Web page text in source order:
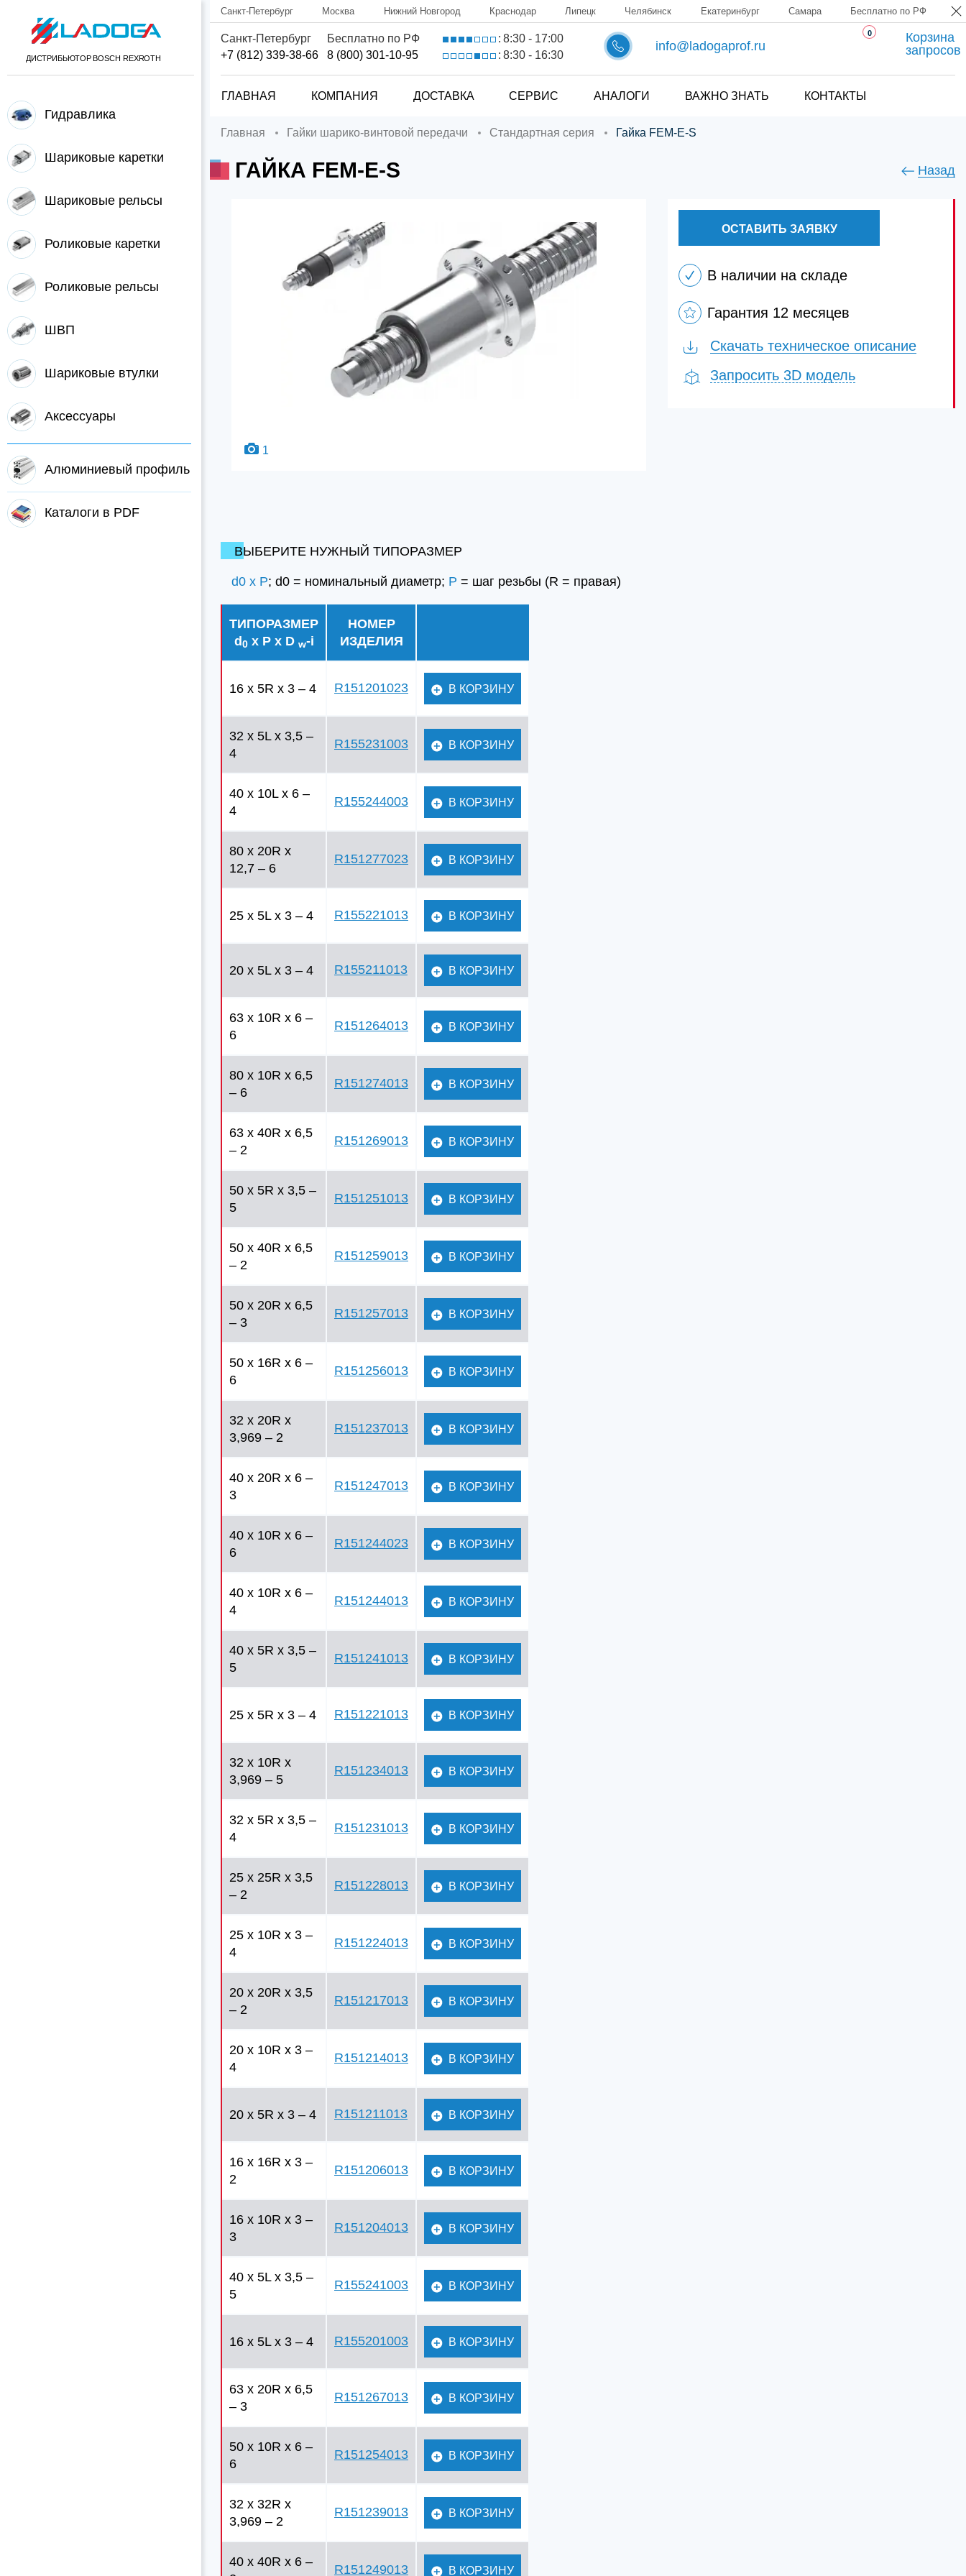
ДИСТРИБЬЮТОР BOSCH REXROTH
Гидравлика
Шариковые каретки
Шариковые рельсы
Роликовые каретки
Роликовые рельсы
ШВП
Шариковые втулки
Аксессуары
Алюминиевый профиль
Каталоги в PDF
Санкт-Петербург Москва Нижний Новгород Краснодар Липецк Челябинск Екатеринбург Самара Бесплатно по РФ
Санкт-Петербург
+7 (812) 339-38-66
Бесплатно по РФ
8 (800) 301-10-95
: 8:30 - 17:00
: 8:30 - 16:30
info@ladogaprof.ru
0
Корзина
запросов
ГЛАВНАЯ КОМПАНИЯ ДОСТАВКА СЕРВИС АНАЛОГИ ВАЖНО ЗНАТЬ КОНТАКТЫ
Главная Гайки шарико-винтовой передачи Стандартная серия Гайка FEM-E-S
ГАЙКА FEM-E-S Назад
1
ОСТАВИТЬ ЗАЯВКУ
В наличии на складе
Гарантия 12 месяцев
Скачать техническое описание
Запросить 3D модель
ВЫБЕРИТЕ НУЖНЫЙ ТИПОРАЗМЕР
d0 x P; d0 = номинальный диаметр; P = шаг резьбы (R = правая)
ТИПОРАЗМЕР
d 0x P x D w-i
НОМЕР
ИЗДЕЛИЯ
16 x 5R x 3 – 4 R151201023 В КОРЗИНУ
32 x 5L x 3,5 –
4
R155231003 В КОРЗИНУ
40 x 10L x 6 –
4
R155244003 В КОРЗИНУ
80 x 20R x
12,7 – 6
R151277023 В КОРЗИНУ
25 x 5L x 3 – 4 R155221013 В КОРЗИНУ
20 x 5L x 3 – 4 R155211013 В КОРЗИНУ
63 x 10R x 6 –
6
R151264013 В КОРЗИНУ
80 x 10R x 6,5
– 6
R151274013 В КОРЗИНУ
63 x 40R x 6,5
– 2
R151269013 В КОРЗИНУ
50 x 5R x 3,5 –
5
R151251013 В КОРЗИНУ
50 x 40R x 6,5
– 2
R151259013 В КОРЗИНУ
50 x 20R x 6,5
– 3
R151257013 В КОРЗИНУ
50 x 16R x 6 –
6
R151256013 В КОРЗИНУ
32 x 20R x
3,969 – 2
R151237013 В КОРЗИНУ
40 x 20R x 6 –
3
R151247013 В КОРЗИНУ
40 x 10R x 6 –
6
R151244023 В КОРЗИНУ
40 x 10R x 6 –
4
R151244013 В КОРЗИНУ
40 x 5R x 3,5 –
5
R151241013 В КОРЗИНУ
25 x 5R x 3 – 4 R151221013 В КОРЗИНУ
32 x 10R x
3,969 – 5
R151234013 В КОРЗИНУ
32 x 5R x 3,5 –
4
R151231013 В КОРЗИНУ
25 x 25R x 3,5
– 2
R151228013 В КОРЗИНУ
25 x 10R x 3 –
4
R151224013 В КОРЗИНУ
20 x 20R x 3,5
– 2
R151217013 В КОРЗИНУ
20 x 10R x 3 –
4
R151214013 В КОРЗИНУ
20 x 5R x 3 – 4 R151211013 В КОРЗИНУ
16 x 16R x 3 –
2
R151206013 В КОРЗИНУ
16 x 10R x 3 –
3
R151204013 В КОРЗИНУ
40 x 5L x 3,5 –
5
R155241003 В КОРЗИНУ
16 x 5L x 3 – 4 R155201003 В КОРЗИНУ
63 x 20R x 6,5
– 3
R151267013 В КОРЗИНУ
50 x 10R x 6 –
6
R151254013 В КОРЗИНУ
32 x 32R x
3,969 – 2
R151239013 В КОРЗИНУ
40 x 40R x 6 –
R151249013 В КОРЗИНУ